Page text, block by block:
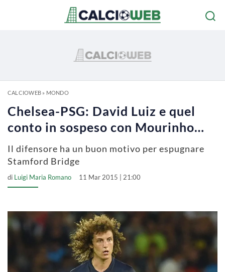
CALCIOWEB» MONDO
Chelsea-PSG: David Luiz e quel
conto in sospeso con Mourinho…
Il difensore ha un buon motivo per espugnare
Stamford Bridge
di Luigi Maria Romano 11 Mar 2015 | 21:00